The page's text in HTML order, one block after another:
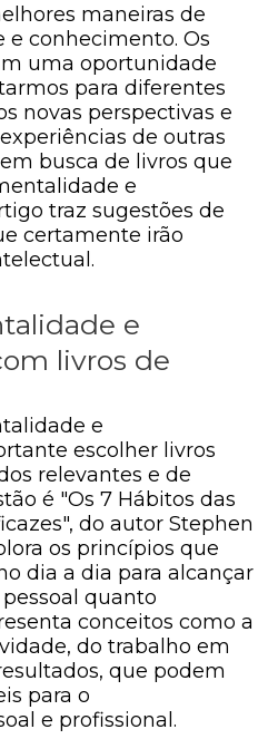
maneiras de
conhecimento. Os
uma oportunidade
para diferentes
novas perspectivas e
de outras
busca de livros que
e
traz sugestões de
certamente irão
e
livros de
e
escolher livros
relevantes e de
é "Os 7 Hábitos das
do autor Stephen
os princípios que
dia a dia para alcançar
quanto
conceitos como a
do trabalho em
que podem
para o
e profissional.